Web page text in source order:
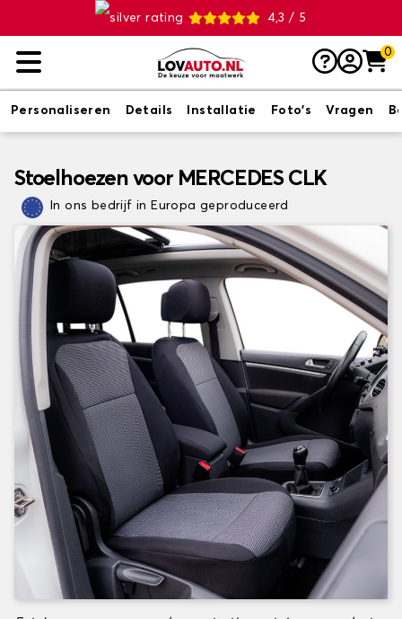
4,3 / 5
0
Personaliseren Details Installatie Foto's Vragen
Stoelhoezen voor MERCEDES CLK
In ons bedrijf in Europa geproduceerd